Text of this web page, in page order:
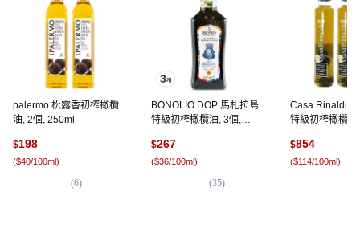
palermo 松露香初榨橄欖
油, 2個, 250ml
$198
($40/100ml)
(6)
BONOLIO DOP 馬札拉島
特級初榨橄欖油, 3個,
$267
($36/100ml)
(35)
Casa Rinaldi
特級初榨橄欖
$854
($114/100ml)